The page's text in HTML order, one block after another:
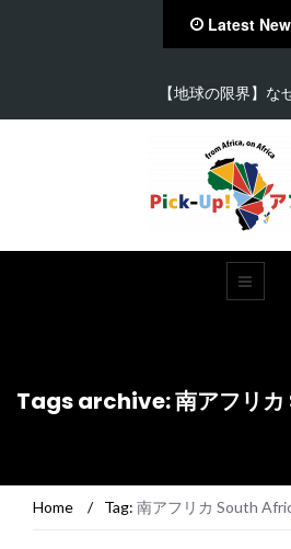
Latest
【在住者が語る】
Tags archive: 南アフリ
Home / Tag: 南アフリカ South